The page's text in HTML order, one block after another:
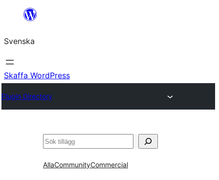
Hoppa
innehåll
Svenska
Skaffa WordPress
Plugin Directory
Sök
AllaCommunityCommercial